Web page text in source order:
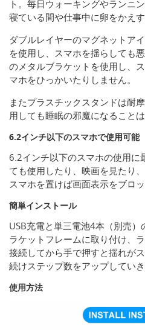
ト。毎日ウォーキングやランニ
寝ている間や仕事中に卵をかえ
ダブルレイヤーのマグネットア
を使用し、スマホを揺らしても
のメタルブラケットを使用し、
マホをひっかいたりしません。
またプラスチックスタンドは耐
用しても睡眠の邪魔になることは
6.2インチ以下のスマホで使用可能
6.2インチ以下のスマホの使用に
ても使用したり、映画を見たり
スマホを置けば画面表示をブロ
簡単インストール
USB充電と単三電池4本（別売
ラケットフレームに取り付け、
接続してから手で押すと揺れが
続けステップ数をアップしていき
使用方法